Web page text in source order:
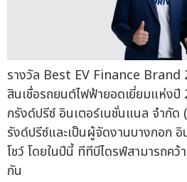
รางวัล Best EV Finance Brand
สินเชื่อรถยนต์ไฟฟ้ายอดเยี่ยมแห่ง
กรังด์ปรีซ์ อินเตอร์เนชั่นแนล จำกั
รังด์ปรีซ์และเป็นผู้จัดงานบางกอก
โชว์ โดยในปีนี้ ทีทีบีไดรฟ์สามารถค
กัน